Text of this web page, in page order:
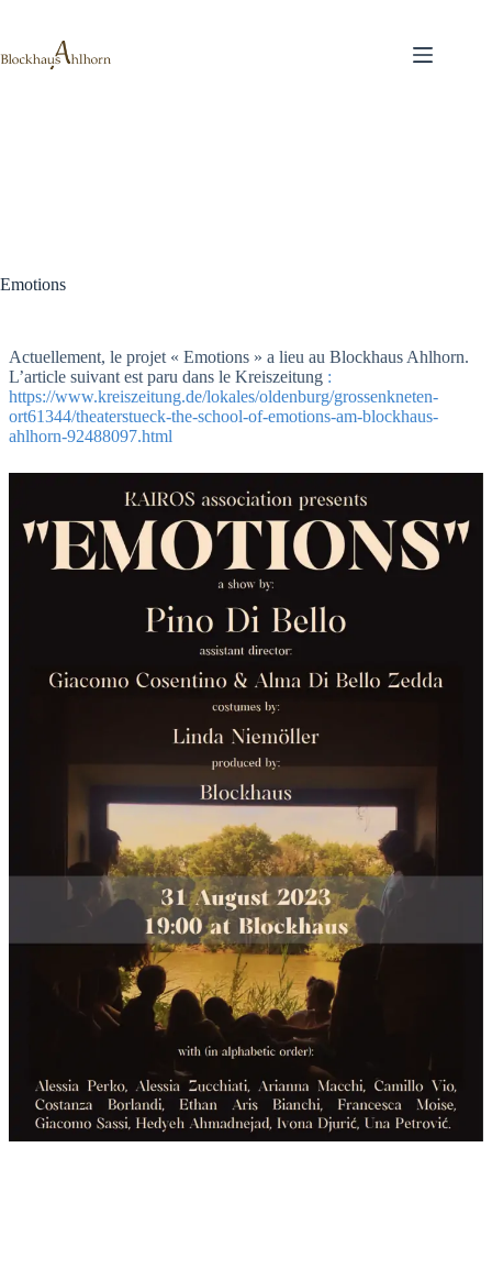
Emotions
Actuellement, le projet « Emotions » a lieu au Blockhaus Ahlhorn.
L’article suivant est paru dans le Kreiszeitung :
https://www.kreiszeitung.de/lokales/oldenburg/grossenkneten-
ort61344/theaterstueck-the-school-of-emotions-am-blockhaus-
ahlhorn-92488097.html